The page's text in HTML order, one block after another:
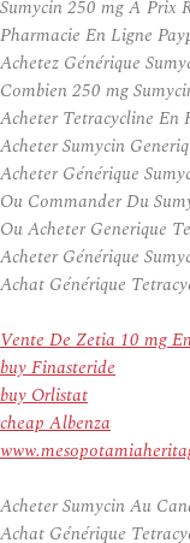
Sumycin 250 mg À Prix
Pharmacie En Ligne
Achetez Générique
Combien 250 mg
Acheter Tetracycline En
Acheter Sumycin
Acheter Générique
Ou Commander Du
Ou Acheter Generique
Acheter Générique
Achat Générique
Vente De Zetia 10 mg
buy Finasteride
buy Orlistat
cheap Albenza
Acheter Sumycin Au
Achat Générique